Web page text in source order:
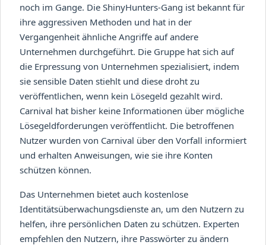
noch im Gange. Die ShinyHunters-Gang ist bekannt für
ihre aggressiven Methoden und hat in der
Vergangenheit ähnliche Angriffe auf andere
Unternehmen durchgeführt. Die Gruppe hat sich auf
die Erpressung von Unternehmen spezialisiert, indem
sie sensible Daten stiehlt und diese droht zu
veröffentlichen, wenn kein Lösegeld gezahlt wird.
Carnival hat bisher keine Informationen über mögliche
Lösegeldforderungen veröffentlicht. Die betroffenen
Nutzer wurden von Carnival über den Vorfall informiert
und erhalten Anweisungen, wie sie ihre Konten
schützen können.
Das Unternehmen bietet auch kostenlose
Identitätsüberwachungsdienste an, um den Nutzern zu
helfen, ihre persönlichen Daten zu schützen. Experten
empfehlen den Nutzern, ihre Passwörter zu ändern